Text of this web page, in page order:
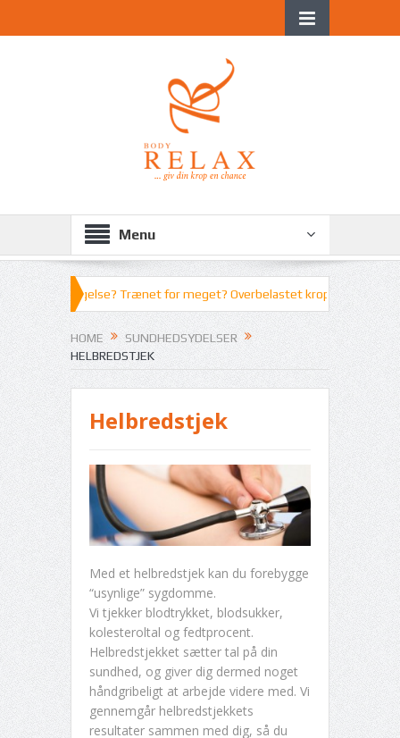
Menu
bevægelse? Trænet for meget? Overbelastet kroppen? Er du
HOME
SUNDHEDSYDELSER
HELBREDSTJEK
Helbredstjek
Med et helbredstjek kan du forebygge
“usynlige” sygdomme.
Vi tjekker blodtrykket, blodsukker,
kolesteroltal og fedtprocent.
Helbredstjekket sætter tal på din
sundhed, og giver dig dermed noget
håndgribeligt at arbejde videre med. Vi
gennemgår helbredstjekkets
resultater sammen med dig, så du